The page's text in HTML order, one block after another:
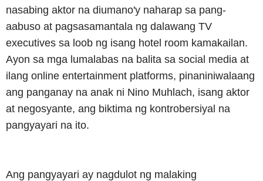
nasabing aktor na diumano'y naharap sa pang-
aabuso at pagsasamantala ng dalawang TV
executives sa loob ng isang hotel room kamakailan.
Ayon sa mga lumalabas na balita sa social media at
ilang online entertainment platforms, pinaniniwalaang
ang panganay na anak ni Nino Muhlach, isang aktor
at negosyante, ang biktima ng kontrobersiyal na
pangyayari na ito.
Ang pangyayari ay nagdulot ng malaking